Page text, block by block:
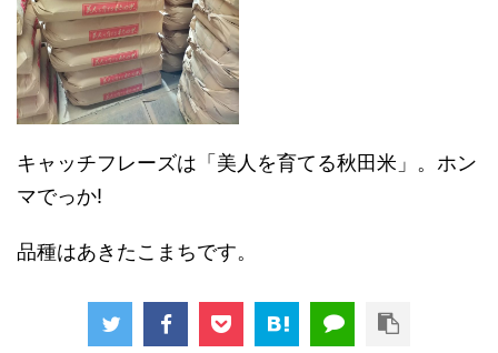
キャッチフレーズは「美人を育てる秋田米」。ホン
マでっか!
品種はあきたこまちです。